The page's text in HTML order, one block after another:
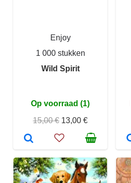
Enjoy
1 000 stukken
Wild Spirit
Op voorraad (1)
15,00 € 13,00 €